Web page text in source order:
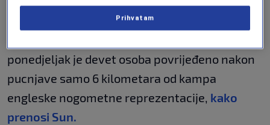
od 1880. godine.
ponedjeljak je devet osoba povrijeđeno nakon
pucnjave samo 6 kilometara od kampa
engleske nogometne reprezentacije, kako
prenosi Sun.
Prihvatam